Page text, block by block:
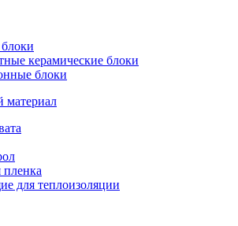
керамические блоки
блоки
материал
для теплоизоляции